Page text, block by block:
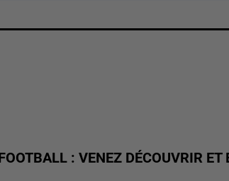
: VENEZ DÉCOUVRIR